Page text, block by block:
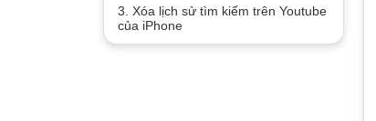
3. Xóa lịch sử tìm kiếm trên Youtube
của iPhone